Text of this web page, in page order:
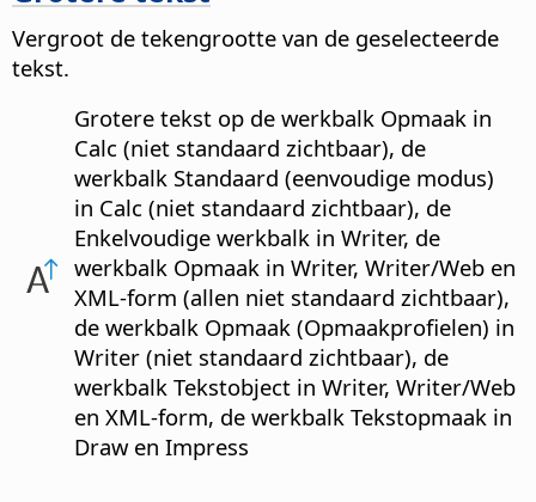
Vergroot de tekengrootte van de geselecteerde
tekst.
Grotere tekst op de werkbalk Opmaak in
Calc (niet standaard zichtbaar), de
werkbalk Standaard (eenvoudige modus)
in Calc (niet standaard zichtbaar), de
Enkelvoudige werkbalk in Writer, de
werkbalk Opmaak in Writer, Writer/Web en
XML-form (allen niet standaard zichtbaar),
de werkbalk Opmaak (Opmaakprofielen) in
Writer (niet standaard zichtbaar), de
werkbalk Tekstobject in Writer, Writer/Web
en XML-form, de werkbalk Tekstopmaak in
Draw en Impress